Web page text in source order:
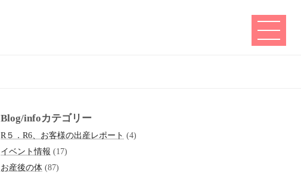
Blog/infoカテゴリー
R５．R6、お客様の出産レポート (4)
イベント情報 (17)
お産後の体 (87)